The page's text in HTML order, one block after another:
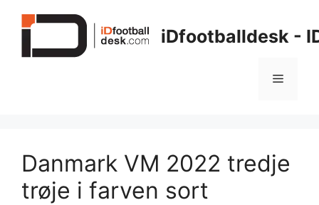
iDfootballdesk -
Menu
Danmark VM 2022 tredje
trøje i farven sort